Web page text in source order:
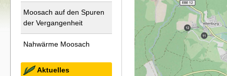
Moosach auf den Spuren
der Vergangenheit
Nahwärme Moosach
Aktuelles